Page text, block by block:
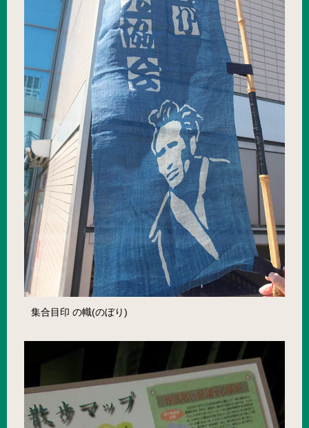
集合目印 の幟(のぼり)